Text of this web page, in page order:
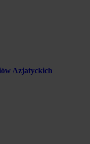
Azjatyckich